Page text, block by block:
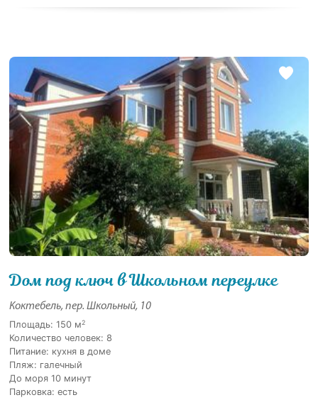
Дом под ключ в Школьном переулке
Коктебель, пер. Школьный, 10
Площадь: 150 м2
Количество человек: 8
Питание: кухня в доме
Пляж: галечный
До моря 10 минут
Парковка: есть